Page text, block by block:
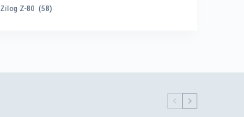
Zilog Z-80 (58)